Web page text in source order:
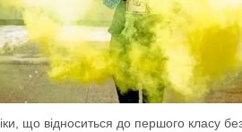
що відноситься до першого класу